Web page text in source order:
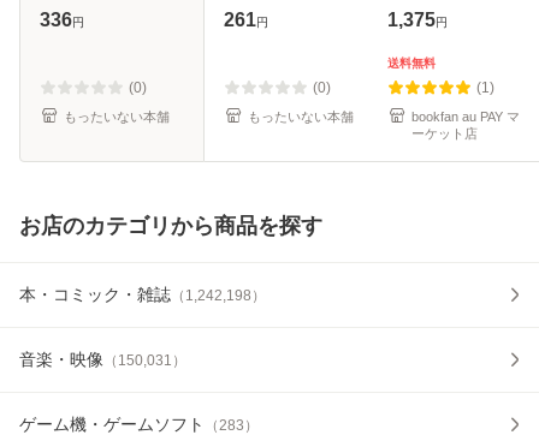
徳間書店 [コミッ
336円
(0)
もったいない本舗
[文庫]【メール便送
261円
(0)
もったいない本舗
1,375円
送料無料
(1)
bookfan au PAY マ
ーケット店
お店のカテゴリから商品を探す
本・コミック・雑誌 （ 1,242,198 ）
音楽・映像 （ 150,031 ）
ゲーム機・ゲームソフト （283 ）